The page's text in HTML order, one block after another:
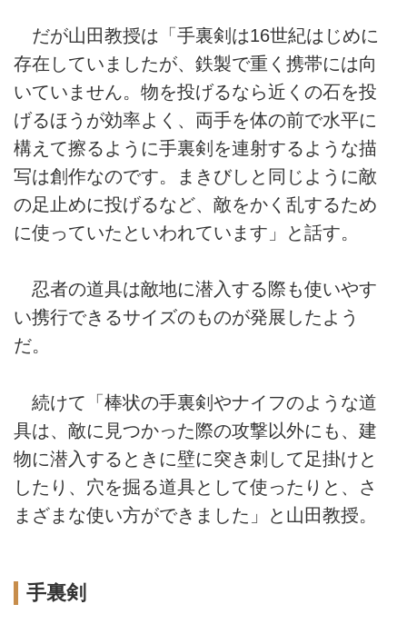
だが山田教授は「手裏剣は16世紀はじめに
存在していましたが、鉄製で重く携帯には向
いていません。物を投げるなら近くの石を投
げるほうが効率よく、両手を体の前で水平に
構えて擦るように手裏剣を連射するような描
写は創作なのです。まきびしと同じように敵
の足止めに投げるなど、敵をかく乱するため
に使っていたといわれています」と話す。
忍者の道具は敵地に潜入する際も使いやす
い携行できるサイズのものが発展したよう
だ。
続けて「棒状の手裏剣やナイフのような道
具は、敵に見つかった際の攻撃以外にも、建
物に潜入するときに壁に突き刺して足掛けと
したり、穴を掘る道具として使ったりと、さ
まざまな使い方ができました」と山田教授。
手裏剣